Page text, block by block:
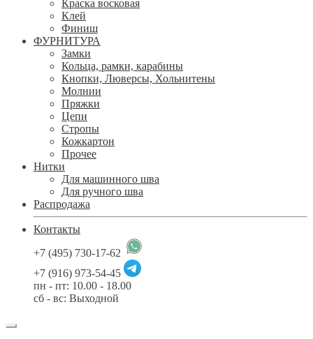
Краска восковая
Клей
Финиш
ФУРНИТУРА
Замки
Кольца, рамки, карабины
Кнопки, Люверсы, Хольнитены
Молнии
Пряжки
Цепи
Стропы
Кожкартон
Прочее
Нитки
Для машинного шва
Для ручного шва
Распродажа
Контакты
+7 (495) 730-17-62
+7 (916) 973-54-45
пн - пт: 10.00 - 18.00
сб - вс: Выходной